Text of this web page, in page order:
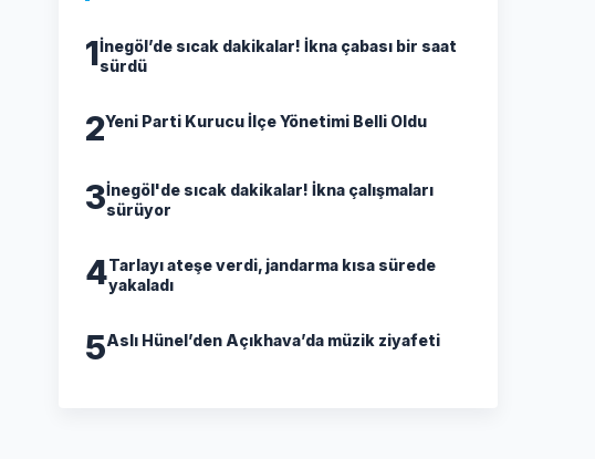
1İnegöl’de sıcak dakikalar! İkna çabası bir saat
sürdü
2Yeni Parti Kurucu İlçe Yönetimi Belli Oldu
3İnegöl'de sıcak dakikalar! İkna çalışmaları
sürüyor
4Tarlayı ateşe verdi, jandarma kısa sürede
yakaladı
5Aslı Hünel’den Açıkhava’da müzik ziyafeti